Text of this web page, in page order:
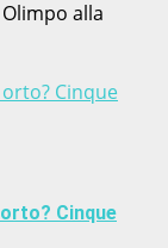
alla
Cinque
Cinque